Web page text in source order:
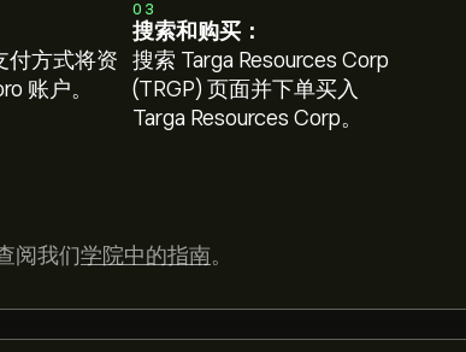
付方式将资
账户。
03
搜索和购买：
搜索 Targa Resources Corp
(TRGP) 页面并下单买入
Targa Resources Corp。
阅我们学院中的指南。